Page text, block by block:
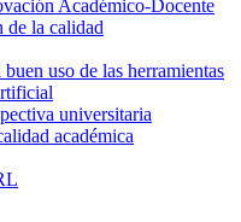
Académico-Docente
de la calidad
uso de las herramientas
universitaria
académica